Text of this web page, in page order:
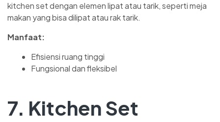
kitchen set dengan elemen lipat atau tarik, seperti meja
makan yang bisa dilipat atau rak tarik.
Manfaat:
Efisiensi ruang tinggi
Fungsional dan fleksibel
7. Kitchen Set